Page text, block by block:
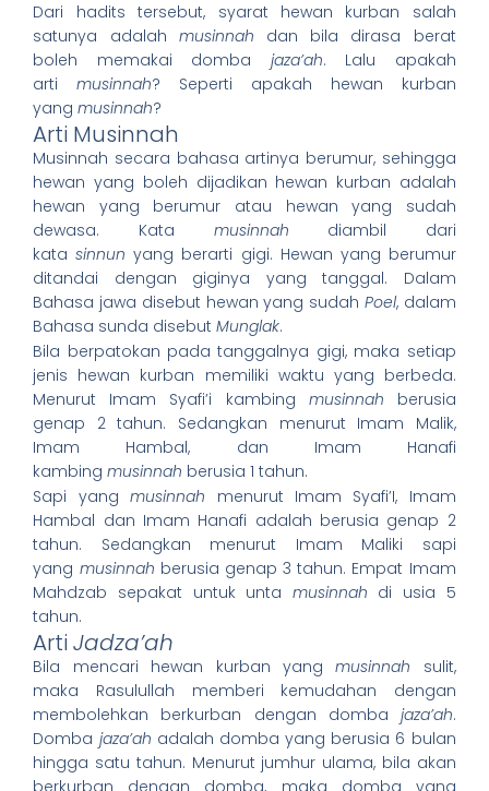
Dari hadits tersebut, syarat hewan kurban salah
satunya adalah musinnah dan bila dirasa berat
boleh memakai domba jaza’ah. Lalu apakah
artimusinnah? Seperti apakah hewan kurban
yangmusinnah?
Arti Musinnah
Musinnah secara bahasa artinya berumur, sehingga
hewan yang boleh dijadikan hewan kurban adalah
hewan yang berumur atau hewan yang sudah
dewasa. Kata musinnah diambil dari
katasinnun yang berarti gigi. Hewan yang berumur
ditandai dengan giginya yang tanggal. Dalam
Bahasa jawa disebut hewan yang sudah Poel, dalam
Bahasa sunda disebutMunglak.
Bila berpatokan pada tanggalnya gigi, maka setiap
jenis hewan kurban memiliki waktu yang berbeda.
Menurut Imam Syafi’i kambing musinnah berusia
genap 2 tahun. Sedangkan menurut Imam Malik,
Imam Hambal, dan Imam Hanafi
kambingmusinnah berusia 1 tahun.
Sapi yangmusinnah menurut Imam Syafi’I, Imam
Hambal dan Imam Hanafi adalah berusia genap 2
tahun. Sedangkan menurut Imam Maliki sapi
yang musinnah berusia genap 3 tahun. Empat Imam
Mahdzab sepakat untuk unta musinnah di usia 5
tahun.
ArtiJadza’ah
Bila mencari hewan kurban yangmusinnah sulit,
maka Rasulullah memberi kemudahan dengan
membolehkan berkurban dengan domba jaza’ah.
Domba jaza’ah adalah domba yang berusia 6 bulan
hingga satu tahun. Menurut jumhur ulama, bila akan
berkurban dengan domba, maka domba yang